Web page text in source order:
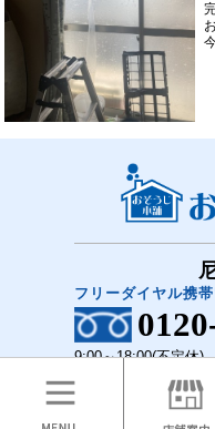
フリーダイヤル携
9:00～18:00(不定休)
COPYRIGHT(C)2018 お